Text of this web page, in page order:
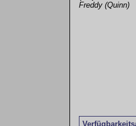
Freddy (Quinn)